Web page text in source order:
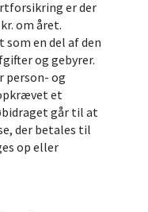
er der
om året.
en del af den
og gebyrer.
person- og
et
går til at
der betales til
op eller